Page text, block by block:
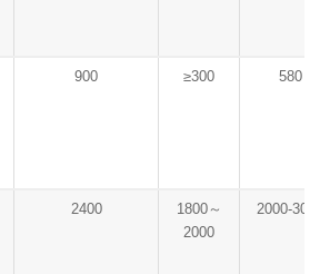
900 ≥300 580
2400
1800～
2000
2000-